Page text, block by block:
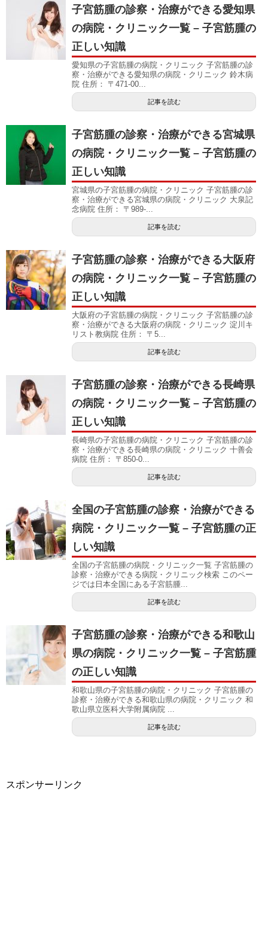
子宮筋腫の診察・治療ができる愛知県
の病院・クリニック一覧 – 子宮筋腫の
正しい知識
愛知県の子宮筋腫の病院・クリニック 子宮筋腫の診
察・治療ができる愛知県の病院・クリニック 鈴木病
院 住所： 〒471-00...
記事を読む
子宮筋腫の診察・治療ができる宮城県
の病院・クリニック一覧 – 子宮筋腫の
正しい知識
宮城県の子宮筋腫の病院・クリニック 子宮筋腫の診
察・治療ができる宮城県の病院・クリニック 大泉記
念病院 住所： 〒989-...
記事を読む
子宮筋腫の診察・治療ができる大阪府
の病院・クリニック一覧 – 子宮筋腫の
正しい知識
大阪府の子宮筋腫の病院・クリニック 子宮筋腫の診
察・治療ができる大阪府の病院・クリニック 淀川キ
リスト教病院 住所： 〒5...
記事を読む
子宮筋腫の診察・治療ができる長崎県
の病院・クリニック一覧 – 子宮筋腫の
正しい知識
長崎県の子宮筋腫の病院・クリニック 子宮筋腫の診
察・治療ができる長崎県の病院・クリニック 十善会
病院 住所： 〒850-0...
記事を読む
全国の子宮筋腫の診察・治療ができる
病院・クリニック一覧 – 子宮筋腫の正
しい知識
全国の子宮筋腫の病院・クリニック一覧 子宮筋腫の
診察・治療ができる病院・クリニック検索 このペー
ジでは日本全国にある子宮筋腫...
記事を読む
子宮筋腫の診察・治療ができる和歌山
県の病院・クリニック一覧 – 子宮筋腫
の正しい知識
和歌山県の子宮筋腫の病院・クリニック 子宮筋腫の
診察・治療ができる和歌山県の病院・クリニック 和
歌山県立医科大学附属病院 ...
記事を読む
スポンサーリンク